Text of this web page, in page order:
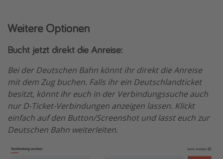
Weitere Optionen
Bucht jetzt direkt die Anreise:
Bei der Deutschen Bahn könnt ihr direkt die Anreise
mit dem Zug buchen. Falls ihr ein Deutschlandticket
besitzt, könnt ihr euch in der Verbindungssuche auch
nur D-Ticket-Verbindungen anzeigen lassen. Klickt
einfach auf den Button/Screenshot und lasst euch zur
Deutschen Bahn weiterleiten.